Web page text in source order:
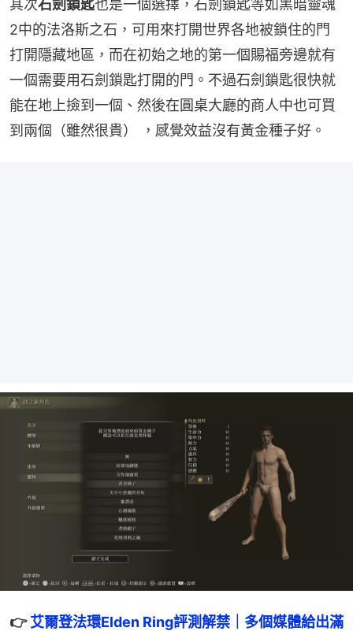
其次石劍鎖匙也是一個選擇，石劍鎖匙等如黑暗靈魂
2中的法洛斯之石，可用來打開世界各地被鎖住的門
打開隱藏地區，而在初始之地的第一個賜福旁邊就有
一個需要用石劍鎖匙打開的門。不過石劍鎖匙很快就
能在地上撿到一個、然後在圓桌大廳的商人中也可買
到兩個（雖然很貴） ，感覺效益沒有黃金種子好。
👉 艾爾登法環Elden Ring評測解禁｜多個媒體給出滿